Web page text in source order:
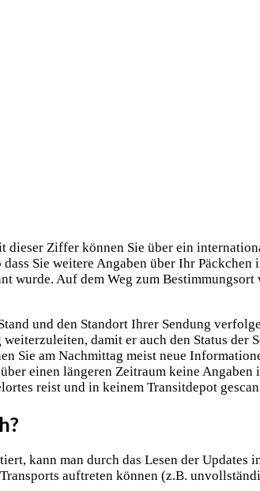
dieser Ziffer können Sie über ein
Sie weitere Angaben über Ihr Päckchen
wurde. Auf dem Weg zum
und den Standort Ihrer Sendung
damit er auch den Status der
Sie am Nachmittag meist neue
einen längeren Zeitraum keine
reist und in keinem Transitdepot
kann man durch das Lesen der Updates
auftreten können (z.B.